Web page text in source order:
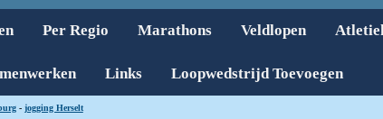
Per Regio Marathons Veldlopen
Links Loopwedstrijd Toevoegen
- jogging Herselt